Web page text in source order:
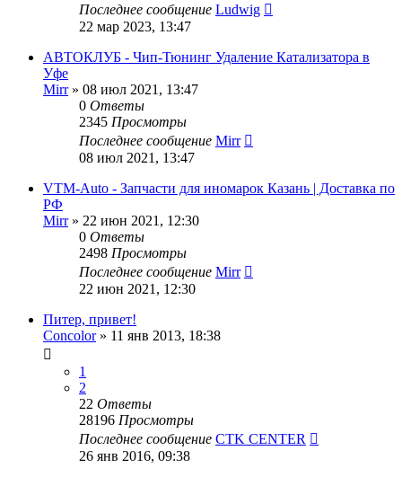
Последнее сообщение Ludwig
22 мар 2023, 13:47
АВТОКЛУБ - Чип-Тюнинг Удаление Катализатора в
Уфе
Mirr» 08 июл 2021, 13:47
0 Ответы
2345 Просмотры
Последнее сообщение Mirr
08 июл 2021, 13:47
VTM-Auto - Запчасти для иномарок Казань | Доставка по
РФ
Mirr» 22 июн 2021, 12:30
0 Ответы
2498 Просмотры
Последнее сообщение Mirr
22 июн 2021, 12:30
Питер, привет!
Concolor» 11 янв 2013, 18:38
1
2
22 Ответы
28196 Просмотры
Последнее сообщение CTK CENTER
26 янв 2016, 09:38